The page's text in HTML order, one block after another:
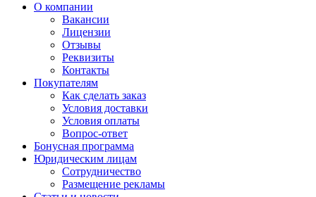
О компании
Вакансии
Лицензии
Отзывы
Реквизиты
Контакты
Покупателям
Как сделать заказ
Условия доставки
Условия оплаты
Вопрос-ответ
Бонусная программа
Юридическим лицам
Сотрудничество
Размещение рекламы